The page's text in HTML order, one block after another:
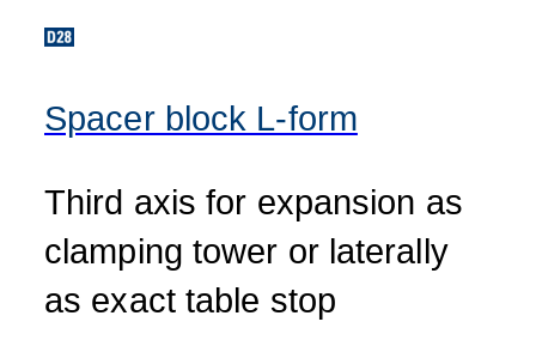
Spacer block L-form
Third axis for expansion as
clamping tower or laterally
as exact table stop